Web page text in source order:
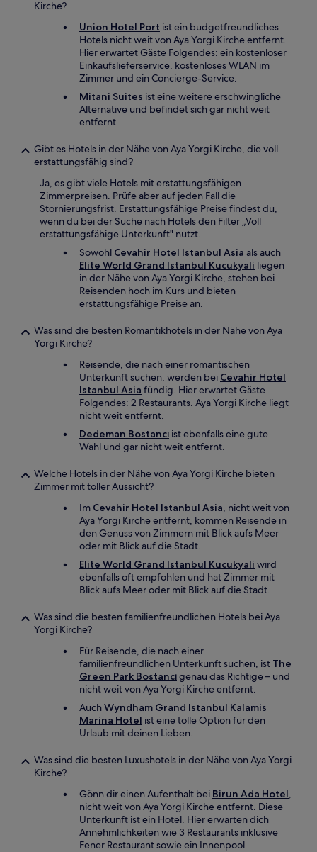
Kirche?
Union Hotel Port ist ein budgetfreundliches
Hotels nicht weit von Aya Yorgi Kirche entfernt.
Hier erwartet Gäste Folgendes: ein kostenloser
Einkaufslieferservice, kostenloses WLAN im
Zimmer und ein Concierge-Service.
Mitani Suites ist eine weitere erschwingliche
Alternative und befindet sich gar nicht weit
entfernt.
Gibt es Hotels in der Nähe von Aya Yorgi Kirche, die voll
erstattungsfähig sind?
Ja, es gibt viele Hotels mit erstattungsfähigen
Zimmerpreisen. Prüfe aber auf jeden Fall die
Stornierungsfrist. Erstattungsfähige Preise findest du,
wenn du bei der Suche nach Hotels den Filter „Voll
erstattungsfähige Unterkunft" nutzt.
Sowohl Cevahir Hotel Istanbul Asia als auch
Elite World Grand Istanbul Kucukyali liegen
in der Nähe von Aya Yorgi Kirche, stehen bei
Reisenden hoch im Kurs und bieten
erstattungsfähige Preise an.
Was sind die besten Romantikhotels in der Nähe von Aya
Yorgi Kirche?
Reisende, die nach einer romantischen
Unterkunft suchen, werden bei Cevahir Hotel
Istanbul Asia fündig. Hier erwartet Gäste
Folgendes: 2 Restaurants. Aya Yorgi Kirche liegt
nicht weit entfernt.
Dedeman Bostancı ist ebenfalls eine gute
Wahl und gar nicht weit entfernt.
Welche Hotels in der Nähe von Aya Yorgi Kirche bieten
Zimmer mit toller Aussicht?
Im Cevahir Hotel Istanbul Asia, nicht weit von
Aya Yorgi Kirche entfernt, kommen Reisende in
den Genuss von Zimmern mit Blick aufs Meer
oder mit Blick auf die Stadt.
Elite World Grand Istanbul Kucukyali wird
ebenfalls oft empfohlen und hat Zimmer mit
Blick aufs Meer oder mit Blick auf die Stadt.
Was sind die besten familienfreundlichen Hotels bei Aya
Yorgi Kirche?
Für Reisende, die nach einer
familienfreundlichen Unterkunft suchen, ist The
Green Park Bostancıgenau das Richtige – und
nicht weit von Aya Yorgi Kirche entfernt.
AuchWyndham Grand Istanbul Kalamis
Marina Hotel ist eine tolle Option für den
Urlaub mit deinen Lieben.
Was sind die besten Luxushotels in der Nähe von Aya Yorgi
Kirche?
Gönn dir einen Aufenthalt bei Birun Ada Hotel,
nicht weit von Aya Yorgi Kirche entfernt. Diese
Unterkunft ist ein Hotel. Hier erwarten dich
Annehmlichkeiten wie 3 Restaurants inklusive
Fener Restaurant sowie ein Innenpool.